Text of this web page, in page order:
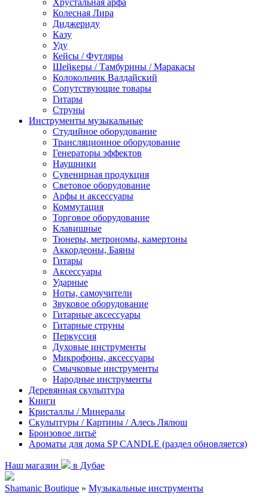
Хрустальная арфа
Колесная Лира
Диджериду
Казу
Уду
Кейсы / Футляры
Шейкеры / Тамбурины / Маракасы
Колокольчик Валдайский
Сопутствующие товары
Гитары
Струны
Инструменты музыкальные
Студийное оборудование
Трансляционное оборудование
Генераторы эффектов
Наушники
Сувенирная продукция
Световое оборудование
Арфы и аксессуары
Коммутация
Торговое оборудование
Клавишные
Тюнеры, метрономы, камертоны
Аккордеоны, Баяны
Гитары
Аксессуары
Ударные
Ноты, самоучители
Звуковое оборудование
Гитарные аксессуары
Гитарные струны
Перкуссия
Духовые инструменты
Микрофоны, аксессуары
Смычковые инструменты
Народные инструменты
Деревянная скульптура
Книги
Кристаллы / Минералы
Скульптуры / Картины / Алесь Лялюш
Бронзовое литьё
Ароматы для дома SP CANDLE (раздел обновляется)
Наш магазин в Дубае
Shamanic Boutique » Музыкальные инструменты